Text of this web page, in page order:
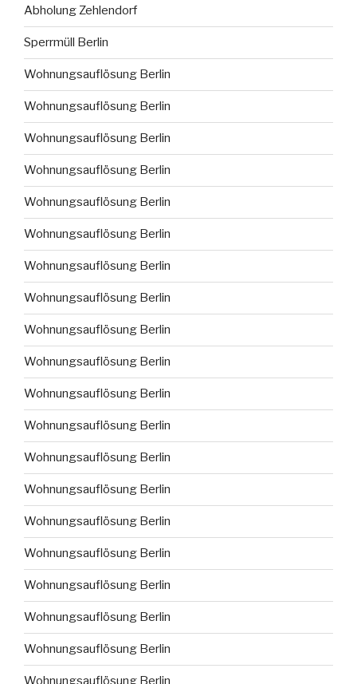
Abholung Zehlendorf
Sperrmüll Berlin
Wohnungsauflösung Berlin
Wohnungsauflösung Berlin
Wohnungsauflösung Berlin
Wohnungsauflösung Berlin
Wohnungsauflösung Berlin
Wohnungsauflösung Berlin
Wohnungsauflösung Berlin
Wohnungsauflösung Berlin
Wohnungsauflösung Berlin
Wohnungsauflösung Berlin
Wohnungsauflösung Berlin
Wohnungsauflösung Berlin
Wohnungsauflösung Berlin
Wohnungsauflösung Berlin
Wohnungsauflösung Berlin
Wohnungsauflösung Berlin
Wohnungsauflösung Berlin
Wohnungsauflösung Berlin
Wohnungsauflösung Berlin
Wohnungsauflösung Berlin